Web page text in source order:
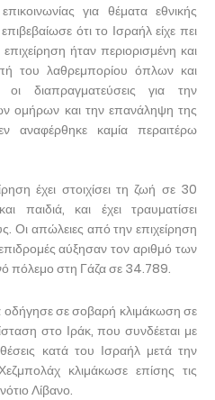
για θέματα εθνικής
ότι το Ισραήλ είχε πει
ήταν περιορισμένη και
του λαθρεμπορίου όπλων και
διαπραγματεύσεις για την
ομήρων και την επανάληψη της
αναφέρθηκε καμία περαιτέρω
έχει στοιχίσει τη ζωή σε 30
παιδιά, και έχει τραυματίσει
Οι απώλειες από την επιχείρηση
αύξησαν τον αριθμό των
πόλεμο στη Γάζα σε 34.789.
οδήγησε σε σοβαρή κλιμάκωση σε
στο Ιράκ, που συνδέεται με
κατά του Ισραήλ μετά την
κλιμάκωσε επίσης τις
Λίβανο.